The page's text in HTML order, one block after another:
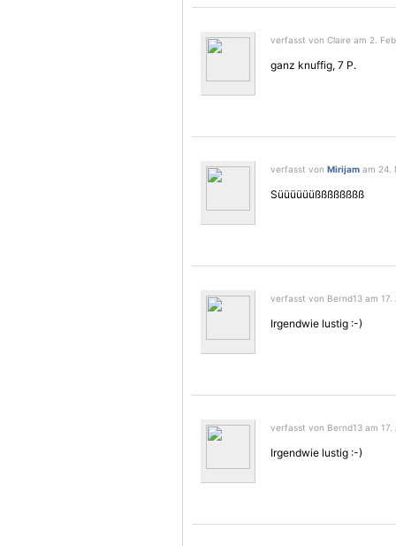
verfasst von Claire am 2.
ganz knuffig, 7 P.
verfasst von Mirijam am 24.
Süüüüüüßßßßßßßß
verfasst von Bernd13 am 17.
Irgendwie lustig :-)
verfasst von Bernd13 am 17.
Irgendwie lustig :-)